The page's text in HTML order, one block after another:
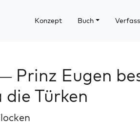
Konzept Buch
Prinz Eugen
die Türken